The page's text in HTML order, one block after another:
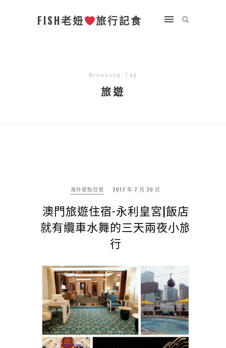
FISH老妞 旅行記食
Browsing Tag
旅遊
海外景點住宿 2017 年 7 月 30 日
澳門旅遊住宿-永利皇宮|飯店
就有纜車水舞的三天兩夜小旅
行